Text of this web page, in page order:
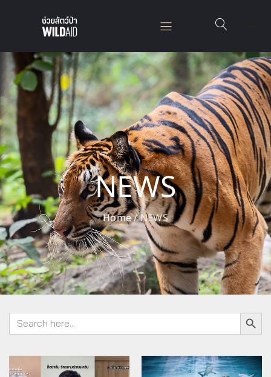
NEWS
Home/NEWS
Search
for:
Search Button